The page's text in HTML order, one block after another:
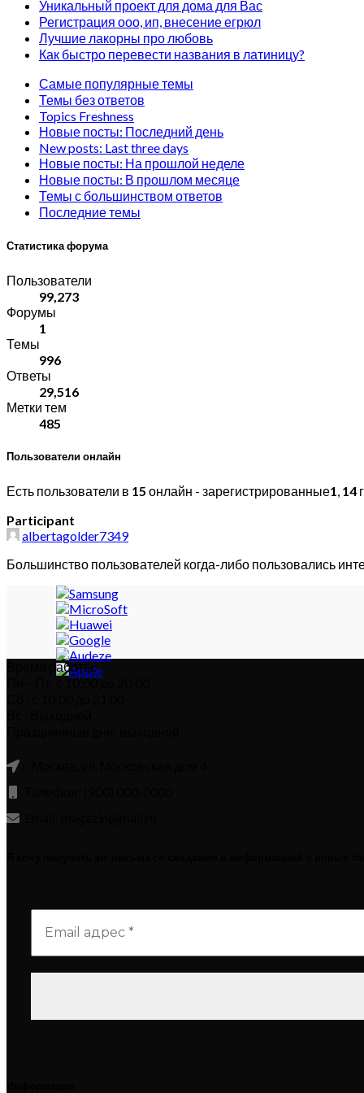
Уникальный проект для дома для Вас
Регистрация ооо, ип, внесение егрюл
Лучшие лакорны про любовь
Как быстро перевести названия в латиницу?
Самые популярные темы
Темы без ответов
Topics Freshness
Новые посты: Последний день
New posts: Last three days
Новые посты: На прошлой неделе
Новые посты: В прошлом месяце
Темы с большинством ответов
Последние темы
Статистика форума
Пользователи
99,273
Форумы
1
Темы
996
Ответы
29,516
Метки тем
485
Пользователи онлайн
Есть пользователи в 15 онлайн - зарегистрированные1, 14
Participant
albertagolder7349
Большинство пользователей когда-либо пользовались
Время работы:
Пн – Пт: с 10:00 до 20:00